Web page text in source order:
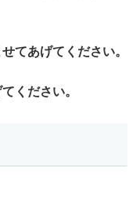
てあげてください。
ください。